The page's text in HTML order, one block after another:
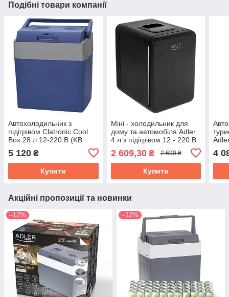
Подібні товари компанії
Автохолодильник з
підігрівом Clatronic Cool
Box 28 л 12-220 В (KB
5 120 ₴
Купити
Міні - холодильник для
дому та автомобіля Adler
4 л з підігрівом 12 - 220 В
2 609,30₴ 2 690 ₴
Купити
4
Акційні пропозиції та новинки
–12% –12%